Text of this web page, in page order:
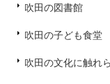
吹田の図書館
吹田の子ども食堂
吹田の文化に触れ